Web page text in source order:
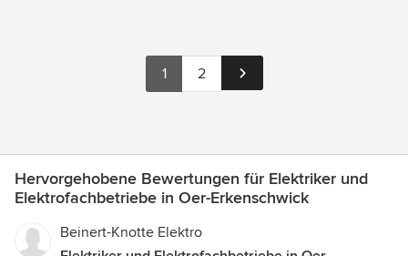
1 2
Hervorgehobene Bewertungen für Elektriker und
Elektrofachbetriebe in Oer-Erkenschwick
Beinert-Knotte Elektro